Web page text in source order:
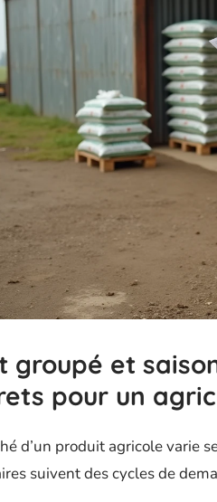
groupé et
pour un
d’un produit agricole varie
suivent des cycles de